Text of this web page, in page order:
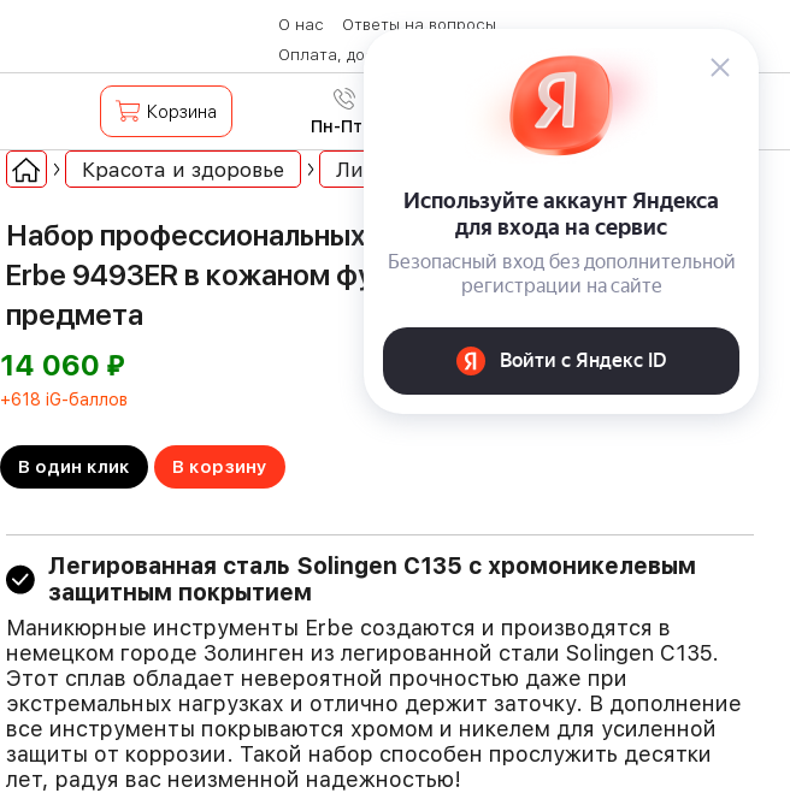
О нас
Ответы на вопросы
Оплата, доставка и возврат товара
Контакты
Корзина 8 (800) 600-28-07
Пн-Пт с 9:00 до 19:00
Красота и здоровье Личная гигиена
Набор профессиональных маникюрных инструментов
Erbe 9493ER в кожаном футляре ручной работы, 3
предмета
14 060 ⃏
+618 iG-баллов
В один клик В корзину
Легированная сталь Solingen С135 с хромоникелевым
защитным покрытием
Маникюрные инструменты Erbe создаются и производятся в
немецком городе Золинген из легированной стали Solingen С135.
Этот сплав обладает невероятной прочностью даже при
экстремальных нагрузках и отлично держит заточку. В дополнение
все инструменты покрываются хромом и никелем для усиленной
защиты от коррозии. Такой набор способен прослужить десятки
лет, радуя вас неизменной надежностью!